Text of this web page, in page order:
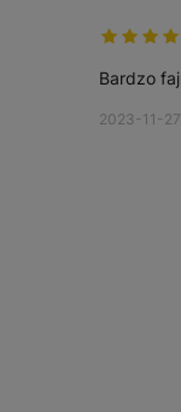
Bardzo
2023-11-27